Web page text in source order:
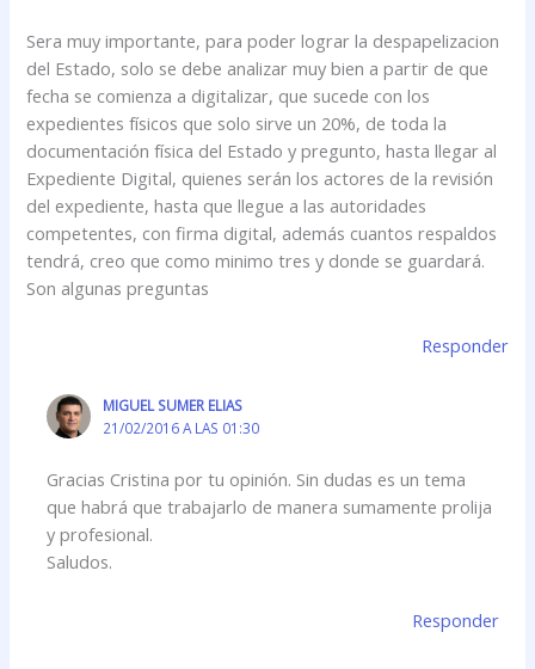
Sera muy importante, para poder lograr la despapelizacion
del Estado, solo se debe analizar muy bien a partir de que
fecha se comienza a digitalizar, que sucede con los
expedientes físicos que solo sirve un 20%, de toda la
documentación física del Estado y pregunto, hasta llegar al
Expediente Digital, quienes serán los actores de la revisión
del expediente, hasta que llegue a las autoridades
competentes, con firma digital, además cuantos respaldos
tendrá, creo que como minimo tres y donde se guardará.
Son algunas preguntas
Responder
MIGUEL SUMER ELIAS
21/02/2016 A LAS 01:30
Gracias Cristina por tu opinión. Sin dudas es un tema
que habrá que trabajarlo de manera sumamente prolija
y profesional.
Saludos.
Responder